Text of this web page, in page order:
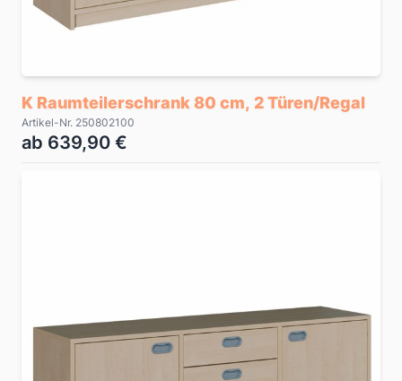
K Raumteilerschrank 80 cm, 2 Türen/Regal
Artikel-Nr. 250802100
ab 639,90 €